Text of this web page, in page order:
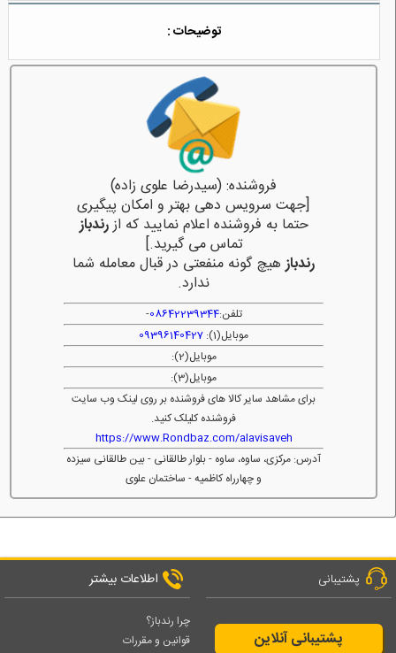
توضیحات :
فروشنده: (سیدرضا علوی زاده)
[جهت سرویس دهی بهتر و امکان پیگیری
حتما به فروشنده اعلام نمایید که ازرندباز
تماس می گیرید.]
رندبازهیچ گونه منفعتی در قبال معامله شما
ندارد.
تلفن:08642239344
-
موبایل(1):
09396140427
موبایل(2):
موبایل(3):
برای مشاهد سایر کالا های فروشنده بر روی لینک وب سایت
فروشنده کلیلک کنید.
https://www.Rondbaz.com/alavisaveh
آدرس: مرکزی، ساوه، ساوه - بلوار طالقانی - بین طالقانی سیزده
و چهارراه کاظمیه - ساختمان علوی
پشتیبانی
پشتیبانی آنلاین
اطلاعات بیشتر
چرا رندباز؟
قوانین و مقررات